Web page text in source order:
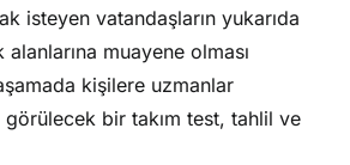
isteyen vatandaşların yukarıda
muayene olması
kişilere uzmanlar
görülecek bir takım test, tahlil ve